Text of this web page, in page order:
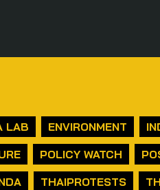
LAB ENVIRONMENT
POLICY WATCH
THAIPROTESTS